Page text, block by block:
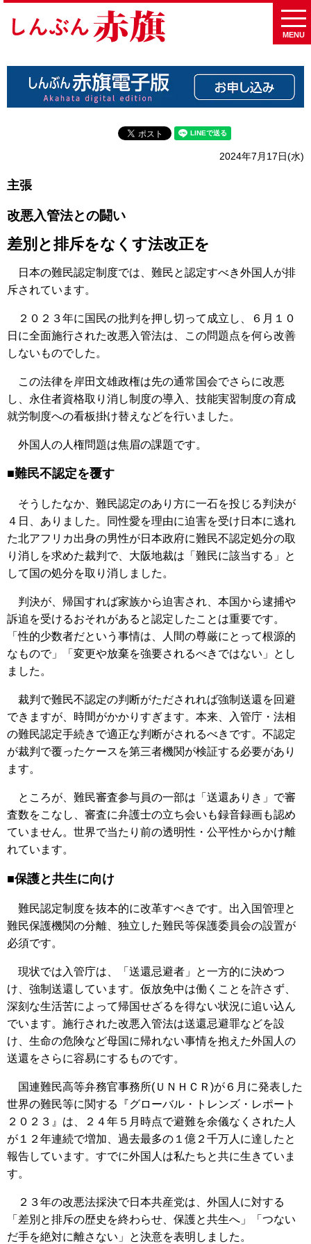
MENU
2024年7月17日(水)
主張
改悪入管法との闘い
差別と排斥をなくす法改正を
日本の難民認定制度では、難民と認定すべき外国人が排
斥されています。
２０２３年に国民の批判を押し切って成立し、６月１０
日に全面施行された改悪入管法は、この問題点を何ら改善
しないものでした。
この法律を岸田文雄政権は先の通常国会でさらに改悪
し、永住者資格取り消し制度の導入、技能実習制度の育成
就労制度への看板掛け替えなどを行いました。
外国人の人権問題は焦眉の課題です。
■難民不認定を覆す
そうしたなか、難民認定のあり方に一石を投じる判決が
４日、ありました。同性愛を理由に迫害を受け日本に逃れ
た北アフリカ出身の男性が日本政府に難民不認定処分の取
り消しを求めた裁判で、大阪地裁は「難民に該当する」と
して国の処分を取り消しました。
判決が、帰国すれば家族から迫害され、本国から逮捕や
訴追を受けるおそれがあると認定したことは重要です。
「性的少数者だという事情は、人間の尊厳にとって根源的
なもので」「変更や放棄を強要されるべきではない」とし
ました。
裁判で難民不認定の判断がただされれば強制送還を回避
できますが、時間がかかりすぎます。本来、入管庁・法相
の難民認定手続きで適正な判断がされるべきです。不認定
が裁判で覆ったケースを第三者機関が検証する必要があり
ます。
ところが、難民審査参与員の一部は「送還ありき」で審
査数をこなし、審査に弁護士の立ち会いも録音録画も認め
ていません。世界で当たり前の透明性・公平性からかけ離
れています。
■保護と共生に向け
難民認定制度を抜本的に改革すべきです。出入国管理と
難民保護機関の分離、独立した難民等保護委員会の設置が
必須です。
現状では入管庁は、「送還忌避者」と一方的に決めつ
け、強制送還しています。仮放免中は働くことを許さず、
深刻な生活苦によって帰国せざるを得ない状況に追い込ん
でいます。施行された改悪入管法は送還忌避罪などを設
け、生命の危険など母国に帰れない事情を抱えた外国人の
送還をさらに容易にするものです。
国連難民高等弁務官事務所(ＵＮＨＣＲ)が６月に発表した
世界の難民等に関する『グローバル・トレンズ・レポート
２０２３』は、２４年５月時点で避難を余儀なくされた人
が１２年連続で増加、過去最多の１億２千万人に達したと
報告しています。すでに外国人は私たちと共に生きていま
す。
２３年の改悪法採決で日本共産党は、外国人に対する
「差別と排斥の歴史を終わらせ、保護と共生へ」「つない
だ手を絶対に離さない」と決意を表明しました。